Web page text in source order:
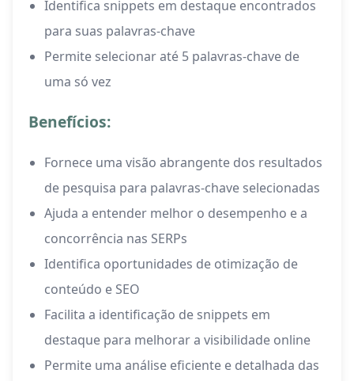
Identifica snippets em destaque encontrados
para suas palavras-chave
Permite selecionar até 5 palavras-chave de
uma só vez
Benefícios:
Fornece uma visão abrangente dos resultados
de pesquisa para palavras-chave selecionadas
Ajuda a entender melhor o desempenho e a
concorrência nas SERPs
Identifica oportunidades de otimização de
conteúdo e SEO
Facilita a identificação de snippets em
destaque para melhorar a visibilidade online
Permite uma análise eficiente e detalhada das